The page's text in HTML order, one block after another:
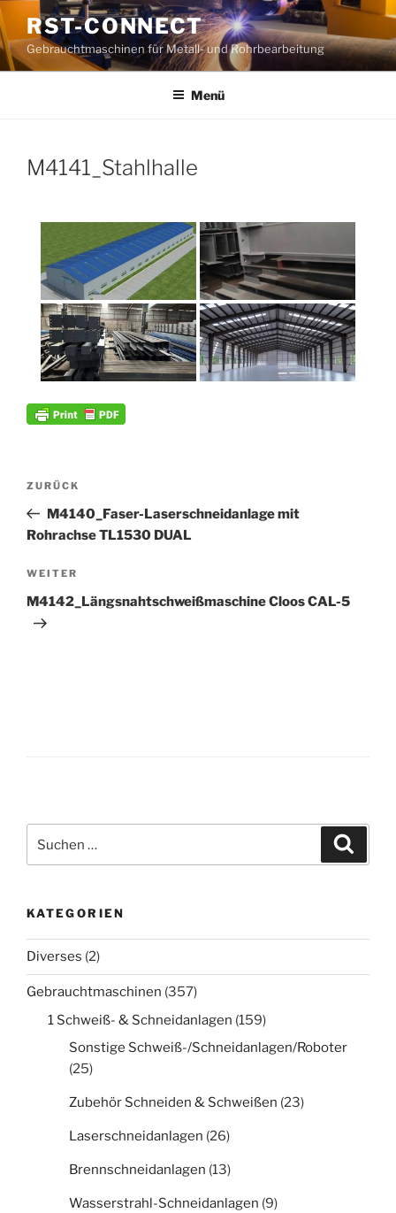
Zum
Inhalt
springen
RST-CONNECT
Gebrauchtmaschinen für Metall- und Rohrbearbeitung
Menü
M4141_Stahlhalle
Beitrags-
Vorheriger
Beitrag
ZURÜCK
M4140_Faser-Laserschneidanlage mit
Rohrachse TL1530 DUAL
Nächster
Beitrag
WEITER
M4142_Längsnahtschweißmaschine Cloos CAL-5
nach:
KATEGORIEN
Diverses (2)
Gebrauchtmaschinen (357)
1 Schweiß- & Schneidanlagen (159)
Sonstige Schweiß-/Schneidanlagen/Roboter
(25)
Zubehör Schneiden & Schweißen (23)
Laserschneidanlagen (26)
Brennschneidanlagen (13)
Wasserstrahl-Schneidanlagen (9)